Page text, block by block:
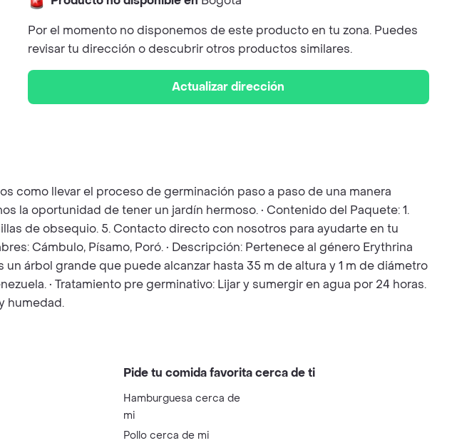
Por el momento no disponemos de este producto en tu zona. Puedes
revisar tu dirección o descubrir otros productos similares.
Actualizar dirección
como llevar el proceso de germinación paso a paso de una manera
la oportunidad de tener un jardín hermoso. • Contenido del Paquete: 1.
de obsequio. 5. Contacto directo con nosotros para ayudarte en tu
Cámbulo, Písamo, Poró. • Descripción: Pertenece al género Erythrina
árbol grande que puede alcanzar hasta 35 m de altura y 1 m de diámetro
• Tratamiento pre germinativo: Lijar y sumergir en agua por 24 horas.
humedad.
Pide tu comida favorita cerca de ti
Hamburguesa cerca de
mi
Pollo cerca de mi